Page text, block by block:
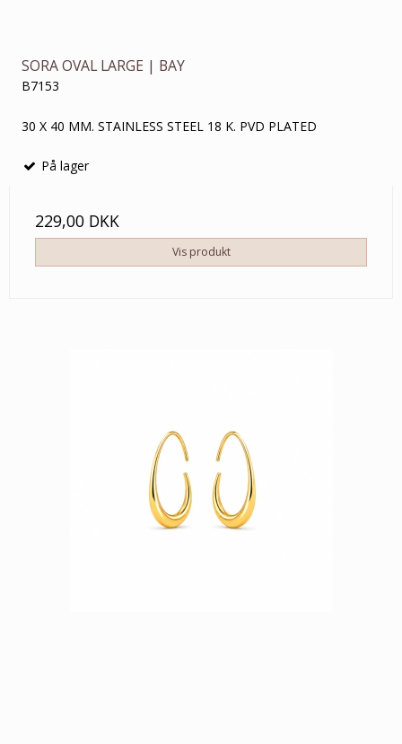
SORA OVAL LARGE | BAY
B7153
30 X 40 MM. STAINLESS STEEL 18 K. PVD PLATED
På lager
229,00 DKK
Vis produkt